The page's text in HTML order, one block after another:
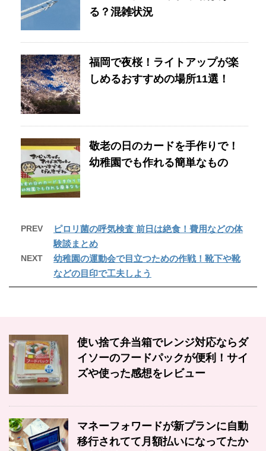
る？混雑状況
福岡で夜桜！ライトアップが楽
しめるおすすめの場所11選！
敬老の日のカードを手作りで！
幼稚園でも作れる簡単なもの
PREV
ピロリ菌の呼気検査 前日は絶食！費用などの体
験談まとめ
NEXT
幼稚園の運動会で目立つための作戦！靴下や靴
などの目印で工夫しよう
使い捨て弁当箱でレンジ対応ならダ
イソーのフードパックが便利！サイ
ズや使った感想をレビュー
マネーフォワードが新プランに自動
移行されてて月額払いになってたか